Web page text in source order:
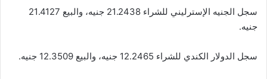
سجل الجنيه الإسترليني للشراء 21.2438 جنيه، والبيع 21.4127
جنيه.
سجل ال‏دولار‏ ‏الكندي‏ للشراء 12.2465 جنيه، والبيع 12.3509 جنيه. ‏